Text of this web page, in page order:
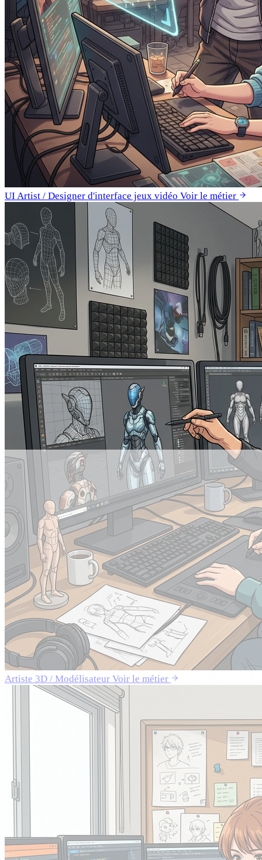
UI Artist / Designer d'interface jeux vidéo Voir le métier
Artiste 3D / Modélisateur Voir le métier